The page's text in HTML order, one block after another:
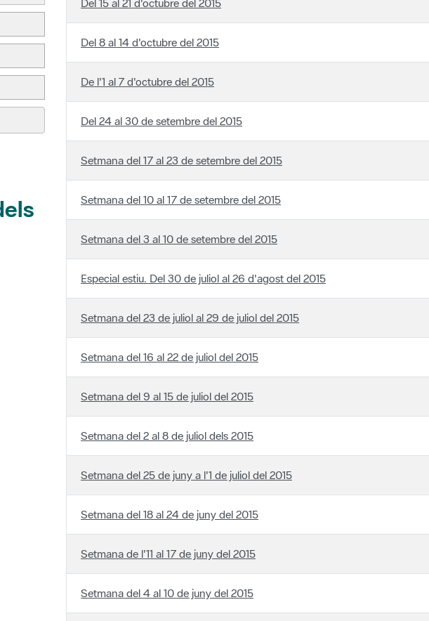
Del 8 al 14 d'octubre del 2015
De l'1 al 7 d'octubre del 2015
Del 24 al 30 de setembre del 2015
Setmana del 17 al 23 de setembre del 2015
Setmana del 10 al 17 de setembre del 2015
Setmana del 3 al 10 de setembre del 2015
Especial estiu. Del 30 de juliol al 26 d'agost del 2015
Setmana del 23 de juliol al 29 de juliol del 2015
Setmana del 16 al 22 de juliol del 2015
Setmana del 9 al 15 de juliol del 2015
Setmana del 2 al 8 de juliol dels 2015
Setmana del 25 de juny a l'1 de juliol del 2015
Setmana del 18 al 24 de juny del 2015
Setmana de l'11 al 17 de juny del 2015
Setmana del 4 al 10 de juny del 2015
Setmana del 28 de maig al 3 de juny del 2015